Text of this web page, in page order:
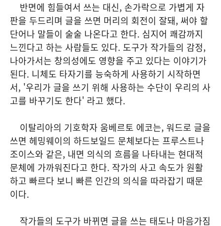
반면에 힘들여서 쓰는 대신, 손가락으로 가볍게 자
판을 두드리며 글을 쓰면 머리의 회전이 잘돼, 써야 할
단어나 말들이 술술 나온다고 한다. 심지어 쾌감까지
느낀다고 하는 사람들도 있다. 도구가 작가들의 감정,
나아가서는 창의성에도 영향을 주고 있다는 이야기가
된다. 니체도 타자기를 능숙하게 사용하기 시작하면
서, '우리가 글을 쓰기 위해 사용하는 수단이 우리의 사
고를 바꾸기도 한다' 라고 했다.
이탈리아의 기호학자 움베르토 에코는, 워드로 글을
쓰면 헤밍웨이의 하드보일드 문체보다는 프루스트나
조이스와 같은, 내면 의식의 흐름을 나타내는 현대적
문체에 가까워진다고 한다. 작가의 사고 속도가 원활
하고 빠르다 보니 빠른 인간의 의식을 따라잡기 때문
이다.
작가들의 도구가 바뀌면 글을 쓰는 태도나 마음가짐